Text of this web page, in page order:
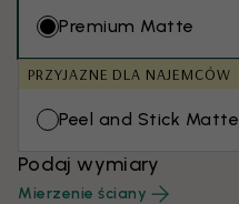
Premium Matte
PRZYJAZNE DLA NAJEMCÓW
Peel and Stick Matte
Podaj wymiary
Mierzenie ściany